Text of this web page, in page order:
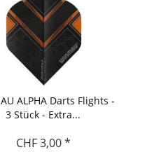
ALPHA Darts Flights -
3 Stück - Extra...
CHF 3,00 *